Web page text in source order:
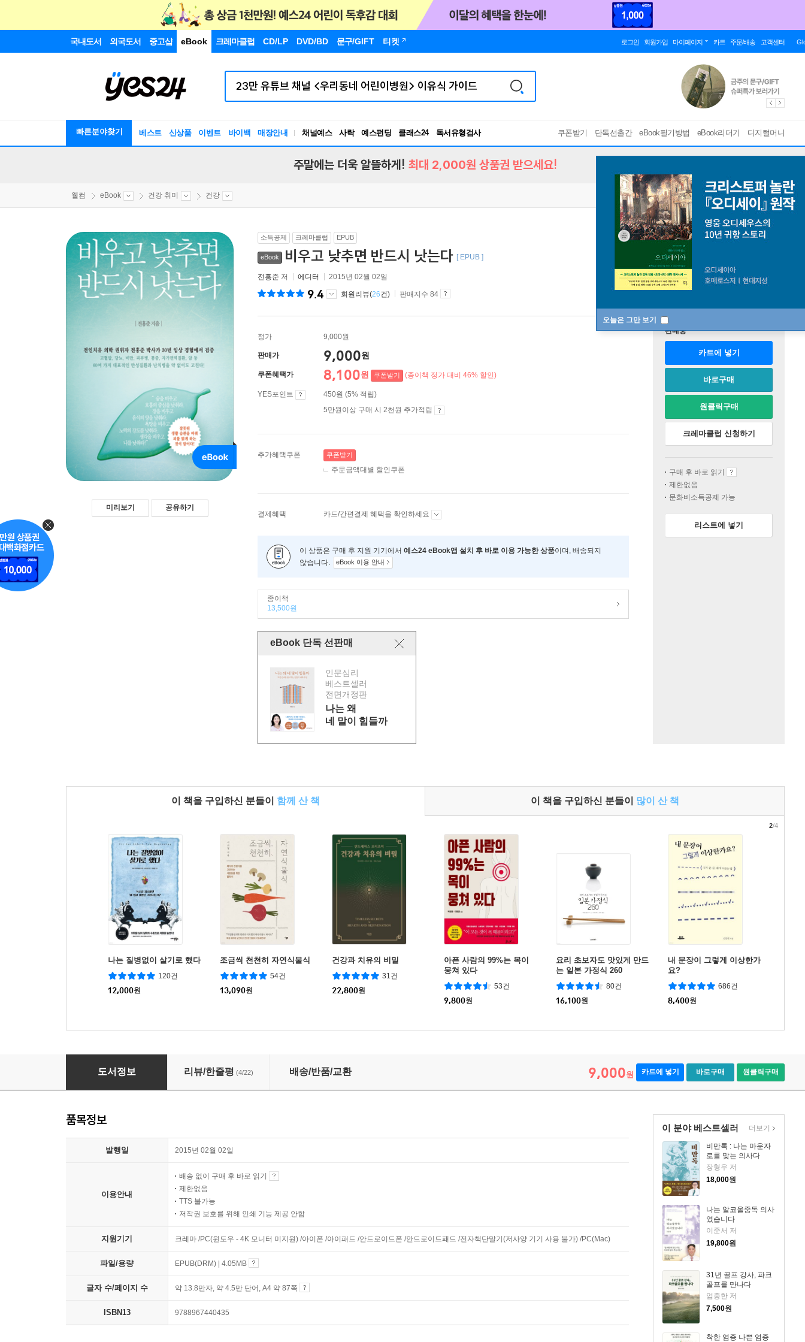
국내도서 외국도서 중고샵 eBook 크레마클럽 CD/LP DVD/BD 문구/GIFT 티켓 로그인 회원가입 마이페이지 카트 주문/배송 고객센터
빠른분야찾기 베스트 신상품 이벤트 바이백 매장안내 채널예스 사락 예스펀딩 클래스24
독서유형검사
RBTI Lab
쿠폰받기 단독선출간 eBook필기방법 eBook리더기 디지털머니
오늘은 그만 보기
주말에는 더욱 알뜰하게! 최대 2,000원 상품권 받으세요!
웰컴 eBook 건강 취미 건강
미리보기 공유하기
소득공제 크레마클럽 EPUB
eBook 비우고 낮추면 반드시 낫는다 [ EPUB ]
전홍준 저 에디터 2015년 02월 02일
9.4 회원리뷰(26건) 판매지수 84
정가 9,000원
판매가 9,000원
쿠폰혜택가 8,100원 쿠폰받기 (종이책 정가 대비 46% 할인)
YES포인트
450원 (5% 적립)
5만원이상 구매 시 2천원 추가적립
추가혜택쿠폰 쿠폰받기
주문금액대별 할인쿠폰
결제혜택 카드/간편결제 혜택을 확인하세요
이 상품은 구매 후 지원 기기에서 예스24 eBook앱 설치 후 바로 이용 가능한 상품이며, 배송되지
않습니다.
eBook 이용 안내
종이책
13,500원
eBook 단독 선판매
인문심리
베스트셀러
전면개정판
나는 왜
네 말이 힘들까
판매중
카트에 넣기
바로구매
원클릭구매
크레마클럽 신청하기
구매 후 바로 읽기
제한없음
문화비소득공제 가능
리스트에 넣기
이 책을 구입하신 분들이 함께 산 책 이 책을 구입하신 분들이 많이 산 책
나는 질병없이 살기로 했다
120건
12,000원
조금씩 천천히 자연식물식
54건
13,090원
건강과 치유의 비밀
31건
22,800원
아픈 사람의 99%는 목이
뭉쳐 있다
53건
9,800원
요리 초보자도 맛있게 만드
는 일본 가정식 260
80건
16,100원
내 문장이 그렇게 이상한가
요?
686건
8,400원
2/4
비우고 낮추면 반드시 낫는다
도서정보 리뷰/한줄평 (4/22) 배송/반품/교환 9,000원 카트에 넣기 바로구매 원클릭구매
이 분야 베스트셀러
비만록 : 나는 마운자
로를 맞는 의사다
장형우 저
18,000원
나는 알코올중독 의사
였습니다
이준서 저
19,800원
31년 골프 강사, 파크
골프를 만나다
엄중한 저
7,500원
착한 염증 나쁜 염증
더보기
품목정보
발행일 2015년 02월 02일
이용안내
배송 없이 구매 후 바로 읽기
제한없음
TTS 불가능
저작권 보호를 위해 인쇄 기능 제공 안함
지원기기 크레마 /PC(윈도우 - 4K 모니터 미지원) /아이폰 /아이패드 /안드로이드폰 /안드로이드패드 /전자책단말기(저사양 기기 사용 불가) /PC(Mac)
파일/용량 EPUB(DRM) | 4.05MB
글자 수/페이지 수 약 13.8만자, 약 4.5만 단어, A4 약 87쪽
ISBN13 9788967440435